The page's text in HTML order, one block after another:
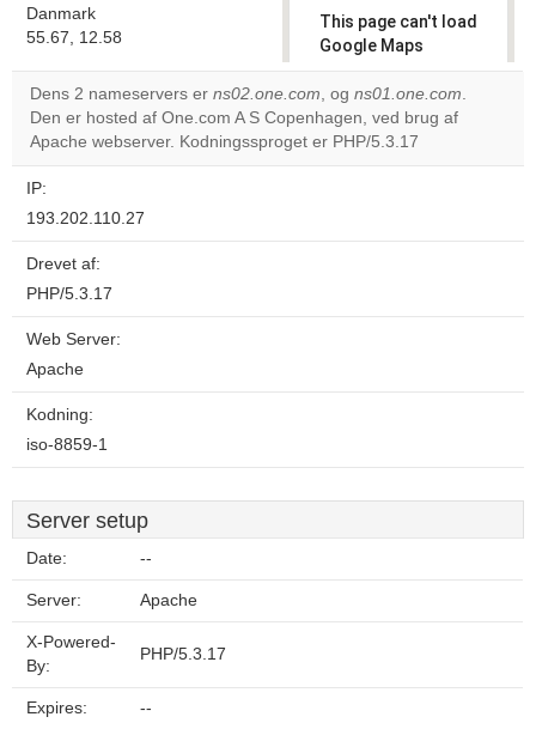
Danmark
55.67, 12.58
This page can't load
Google Maps
correctly.
Do you
own this
Dens 2 nameservers er ns02.one.com, og ns01.one.com.
Den er hosted af One.com A S Copenhagen, ved brug af
Apache webserver. Kodningssproget er PHP/5.3.17
IP:
193.202.110.27
Drevet af:
PHP/5.3.17
Web Server:
Apache
Kodning:
iso-8859-1
Server setup
Date: --
Server: Apache
X-Powered-
By:
PHP/5.3.17
Expires: --